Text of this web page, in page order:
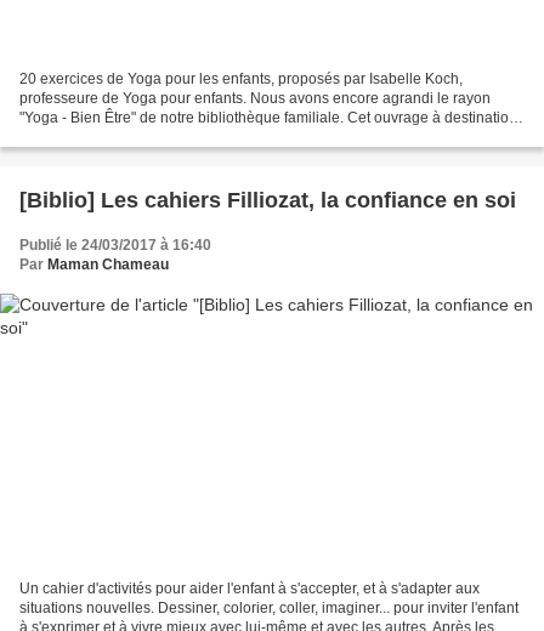
20 exercices de Yoga pour les enfants, proposés par Isabelle Koch,
professeure de Yoga pour enfants. Nous avons encore agrandi le rayon
"Yoga - Bien Être" de notre bibliothèque familiale. Cet ouvrage à destination
[Biblio] Les cahiers Filliozat, la confiance en soi
Publié le 24/03/2017 à 16:40
Par Maman Chameau
Un cahier d'activités pour aider l'enfant à s'accepter, et à s'adapter aux
situations nouvelles. Dessiner, colorier, coller, imaginer... pour inviter l'enfant
à s'exprimer et à vivre mieux avec lui-même et avec les autres. Après les